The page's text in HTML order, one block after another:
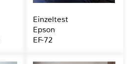
Einzeltest
Epson
EF-72